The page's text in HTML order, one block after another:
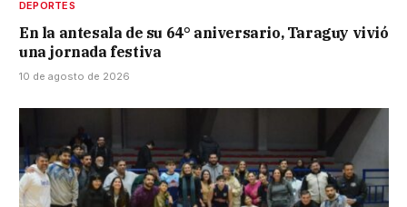
DEPORTES
En la antesala de su 64° aniversario, Taraguy vivió
una jornada festiva
10 de agosto de 2026